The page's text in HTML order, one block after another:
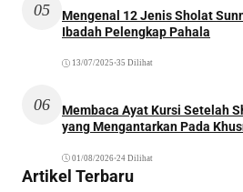
05
Mengenal 12 Jenis Sholat
Ibadah Pelengkap Pahala
13/07/2025 •35 Dilihat
06
Membaca Ayat Kursi Setelah
yang Mengantarkan Pada
01/08/2026•24 Dilihat
Artikel Terbaru